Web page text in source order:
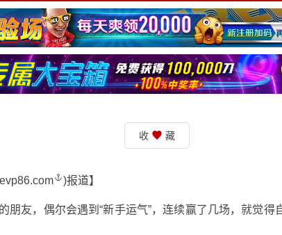
收 藏
)报道】
朋友，偶尔会遇到“新手运气”，连续赢了几场，就觉得